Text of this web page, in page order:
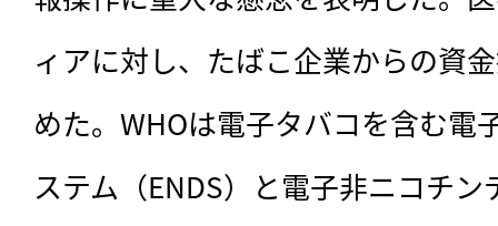
ィアに対し、たばこ企業からの資
めた。WHOは電子タバコを含む電
ステム（ENDS）と電子非ニコチ